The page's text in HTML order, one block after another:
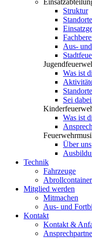
Struktur
Standorte
Aus-
Was ist
Sei
Was ist
Über uns
Technik
Fahrzeuge
Abrollcontainer
Mitglied werden
Mitmachen
Aus- und
Kontakt
Kontakt &